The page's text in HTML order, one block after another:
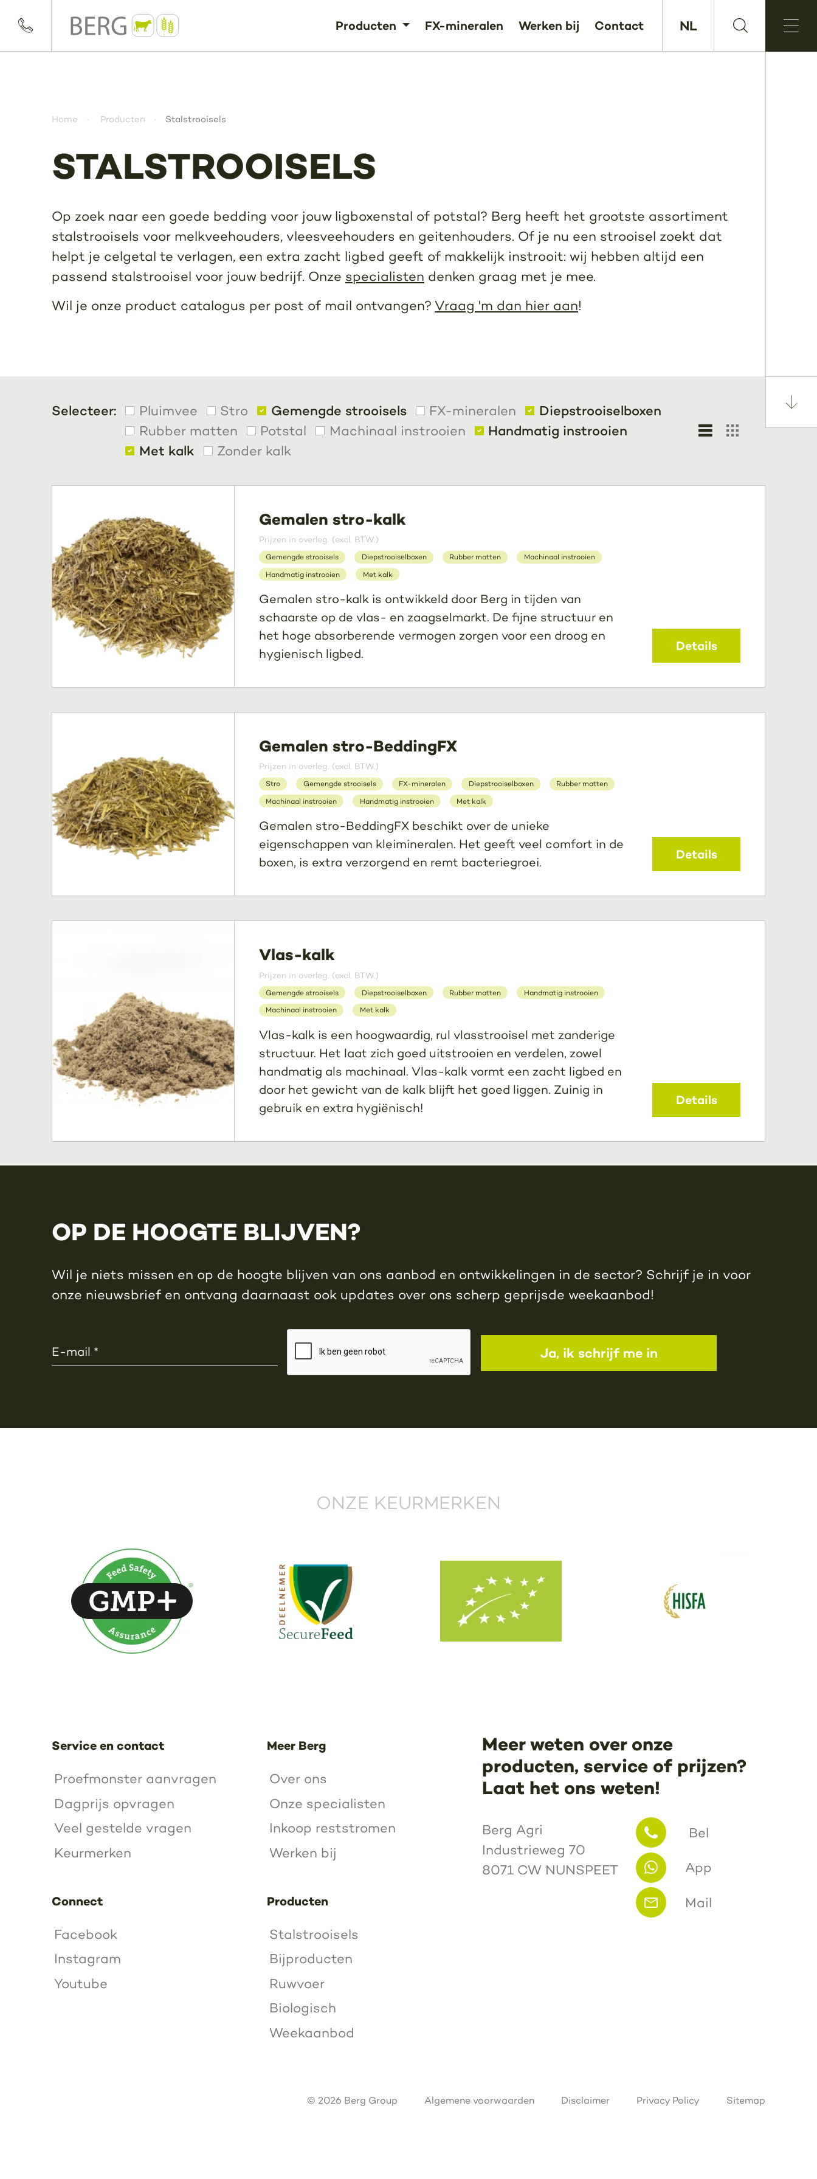
Producten FX-mineralen Werken bij Contact NL
Home Producten Stalstrooisels
STALSTROOISELS
Op zoek naar een goede bedding voor jouw ligboxenstal of potstal? Berg heeft het grootste assortiment
stalstrooisels voor melkveehouders, vleesveehouders en geitenhouders. Of je nu een strooisel zoekt dat
helpt je celgetal te verlagen, een extra zacht ligbed geeft of makkelijk instrooit: wij hebben altijd een
passend stalstrooisel voor jouw bedrijf. Onze specialisten denken graag met je mee.
Wil je onze product catalogus per post of mail ontvangen? Vraag 'm dan hier aan!
Selecteer: Pluimvee Stro Gemengde strooisels FX-mineralen
Diepstrooiselboxen
Rubber matten
Potstal Machinaal instrooien
Handmatig instrooien
Met kalk
Zonder kalk
Gemalen stro-kalk
Prijzen in overleg. (excl. BTW.)
Gemengde strooisels Diepstrooiselboxen Rubber matten
Machinaal instrooien
Handmatig instrooien
Met kalk
Gemalen stro-kalk is ontwikkeld door Berg in tijden van
schaarste op de vlas- en zaagselmarkt. De fijne structuur en
het hoge absorberende vermogen zorgen voor een droog en
hygienisch ligbed.
Details
Gemalen stro-BeddingFX
Prijzen in overleg. (excl. BTW.)
Stro Gemengde strooisels FX-mineralen Diepstrooiselboxen
Rubber matten
Machinaal instrooien
Handmatig instrooien Met kalk
Gemalen stro-BeddingFX beschikt over de unieke
eigenschappen van kleimineralen. Het geeft veel comfort in de
boxen, is extra verzorgend en remt bacteriegroei.
Details
Vlas-kalk
Prijzen in overleg. (excl. BTW.)
Gemengde strooisels Diepstrooiselboxen Rubber matten
Handmatig instrooien
Machinaal instrooien
Met kalk
Vlas-kalk is een hoogwaardig, rul vlasstrooisel met zanderige
structuur. Het laat zich goed uitstrooien en verdelen, zowel
handmatig als machinaal. Vlas-kalk vormt een zacht ligbed en
door het gewicht van de kalk blijft het goed liggen. Zuinig in
gebruik en extra hygiënisch!
Details
OP DE HOOGTE BLIJVEN?
Wil je niets missen en op de hoogte blijven van ons aanbod en ontwikkelingen in de sector? Schrijf je in voor
onze nieuwsbrief en ontvang daarnaast ook updates over ons scherp geprijsde weekaanbod!
ONZE KEURMERKEN
Service en contact
Proefmonster aanvragen
Dagprijs opvragen
Veel gestelde vragen
Keurmerken
Meer Berg
Over ons
Onze specialisten
Inkoop reststromen
Werken bij
Connect
Facebook
Instagram
Youtube
Producten
Stalstrooisels
Bijproducten
Ruwvoer
Biologisch
Weekaanbod
Meer weten over onze
producten, service of prijzen?
Laat het ons weten!
Berg Agri
Industrieweg 70
8071 CW NUNSPEET
Bel
App
Mail
© 2026 Berg Group Algemene voorwaarden Disclaimer Privacy Policy Sitemap